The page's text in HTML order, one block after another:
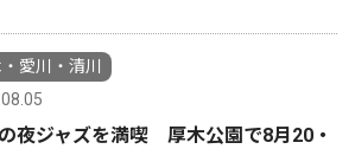
愛川・清川
夜ジャズを満喫 厚木公園で8月20・